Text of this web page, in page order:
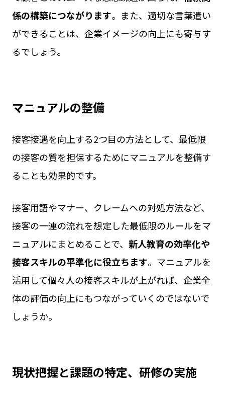
係の構築につながります。また、適切な言葉遣い
ができることは、企業イメージの向上にも寄与す
るでしょう。
マニュアルの整備
接客接遇を向上する2つ目の方法として、最低限
の接客の質を担保するためにマニュアルを整備す
ることも効果的です。
接客用語やマナー、クレームへの対処方法など、
接客の一連の流れを想定した最低限のルールをマ
ニュアルにまとめることで、 新人教育の効率化や
接客スキルの平準化に役立ちます。マニュアルを
活用して個々人の接客スキルが上がれば、企業全
体の評価の向上にもつながっていくのではないで
しょうか。
現状把握と課題の特定、研修の実施